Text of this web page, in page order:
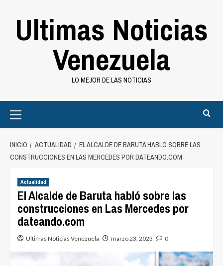
Ultimas Noticias
Venezuela
LO MEJOR DE LAS NOTICIAS
Menu
INICIO ACTUALIDAD
EL ALCALDE DE BARUTA HABLÓ SOBRE LAS
CONSTRUCCIONES EN LAS MERCEDES POR DATEANDO.COM
Actualidad
El Alcalde de Baruta habló sobre las
construcciones en Las Mercedes por
dateando.com
Ultimas Noticias Venezuela marzo 23, 2023 0